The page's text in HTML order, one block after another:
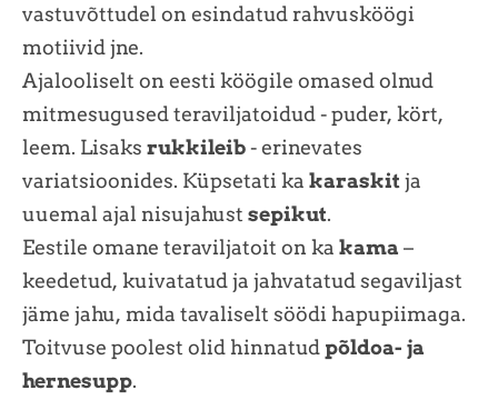
vastuvõttudel on esindatud rahvusköögi
motiivid jne.
Ajalooliselt on eesti köögile omased olnud
mitmesugused teraviljatoidud - puder, kört,
leem. Lisaks rukkileib- erinevates
variatsioonides. Küpsetati ka karaskit ja
uuemal ajal nisujahust sepikut.
Eestile omane teraviljatoit on ka kama –
keedetud, kuivatatud ja jahvatatud segaviljast
jäme jahu, mida tavaliselt söödi hapupiimaga.
Toitvuse poolest olid hinnatud põldoa- ja
hernesupp.